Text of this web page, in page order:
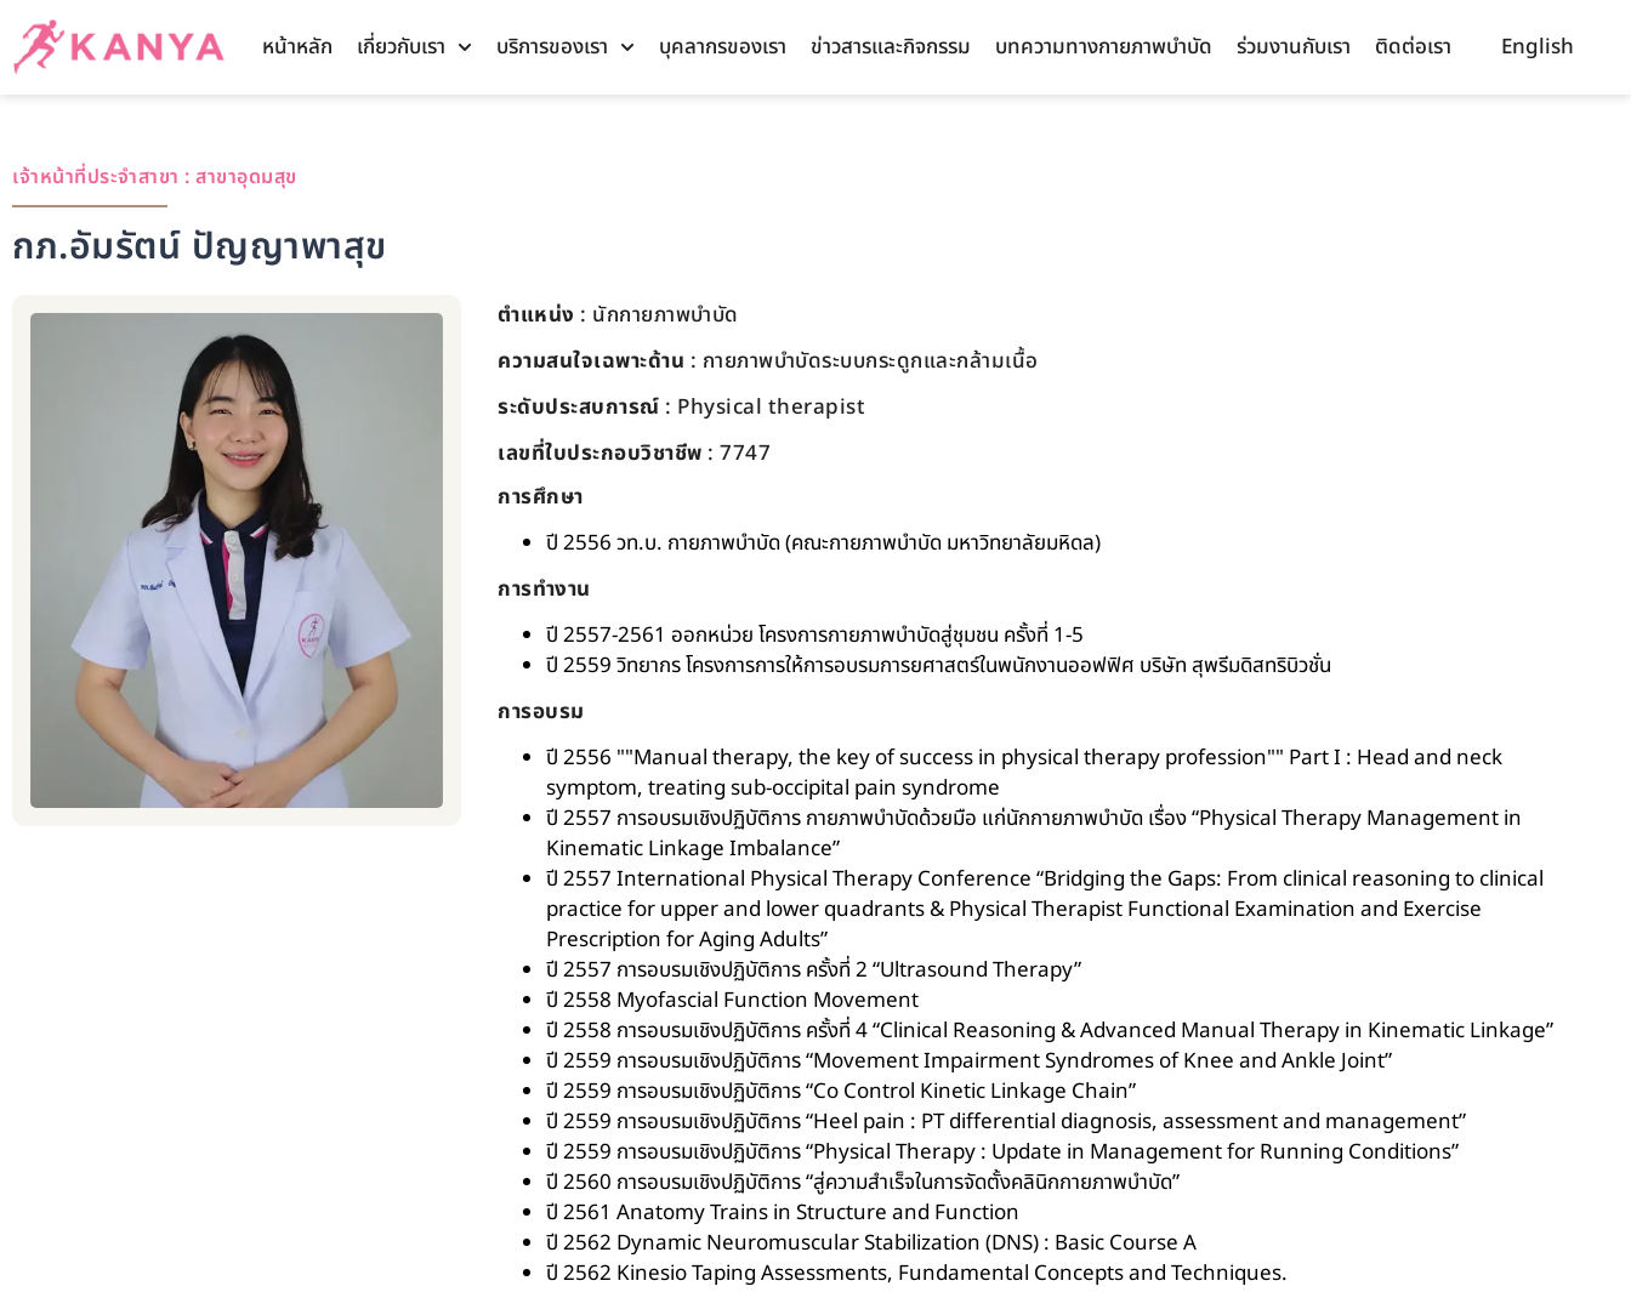
หน้าหลัก เกี่ยวกับเรา บริการของเรา บุคลากรของเรา ข่าวสารและกิจกรรม บทความทางกายภาพบำบัด ร่วมงานกับเรา ติดต่อเรา English
เจ้าหน้าที่ประจำสาขา : สาขาอุดมสุข
กภ.อัมรัตน์ ปัญญาพาสุข
ตำแหน่ง : นักกายภาพบำบัด
ความสนใจเฉพาะด้าน : กายภาพบำบัดระบบกระดูกและกล้ามเนื้อ
ระดับประสบการณ์ : Physical therapist
เลขที่ใบประกอบวิชาชีพ : 7747
การศึกษา
ปี 2556 วท.บ. กายภาพบำบัด (คณะกายภาพบำบัด มหาวิทยาลัยมหิดล)
การทำงาน
ปี 2557-2561 ออกหน่วย โครงการกายภาพบำบัดสู่ชุมชน ครั้งที่ 1-5
ปี 2559 วิทยากร โครงการการให้การอบรมการยศาสตร์ในพนักงานออฟฟิศ บริษัท สุพรีมดิสทริบิวชั่น
การอบรม
ปี 2556 ""Manual therapy, the key of success in physical therapy profession"" Part I : Head and neck
symptom, treating sub-occipital pain syndrome
ปี 2557 การอบรมเชิงปฏิบัติการ กายภาพบำบัดด้วยมือ แก่นักกายภาพบำบัด เรื่อง “Physical Therapy Management in
Kinematic Linkage Imbalance”
ปี 2557 International Physical Therapy Conference “Bridging the Gaps: From clinical reasoning to clinical
practice for upper and lower quadrants & Physical Therapist Functional Examination and Exercise
Prescription for Aging Adults”
ปี 2557 การอบรมเชิงปฏิบัติการ ครั้งที่ 2 “Ultrasound Therapy”
ปี 2558 Myofascial Function Movement
ปี 2558 การอบรมเชิงปฏิบัติการ ครั้งที่ 4 “Clinical Reasoning & Advanced Manual Therapy in Kinematic Linkage”
ปี 2559 การอบรมเชิงปฏิบัติการ “Movement Impairment Syndromes of Knee and Ankle Joint”
ปี 2559 การอบรมเชิงปฏิบัติการ “Co Control Kinetic Linkage Chain”
ปี 2559 การอบรมเชิงปฏิบัติการ “Heel pain : PT differential diagnosis, assessment and management”
ปี 2559 การอบรมเชิงปฏิบัติการ “Physical Therapy : Update in Management for Running Conditions”
ปี 2560 การอบรมเชิงปฏิบัติการ “สู่ความสำเร็จในการจัดตั้งคลินิกกายภาพบำบัด”
ปี 2561 Anatomy Trains in Structure and Function
ปี 2562 Dynamic Neuromuscular Stabilization (DNS) : Basic Course A
ปี 2562 Kinesio Taping Assessments, Fundamental Concepts and Techniques.